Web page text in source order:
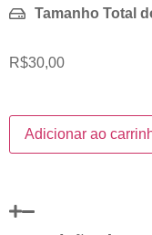
Tamanho Total
R$30,00
Adicionar ao